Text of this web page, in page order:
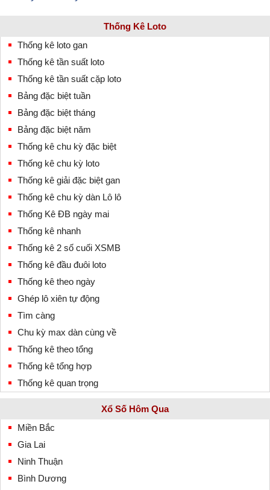
Thống Kê Loto
Thống kê loto gan
Thống kê tần suất loto
Thống kê tần suất cặp loto
Bảng đặc biệt tuần
Bảng đặc biệt tháng
Bảng đặc biệt năm
Thống kê chu kỳ đặc biệt
Thống kê chu kỳ loto
Thống kê giải đặc biệt gan
Thống kê chu kỳ dàn Lô lô
Thống Kê ĐB ngày mai
Thống kê nhanh
Thống kê 2 số cuối XSMB
Thống kê đầu đuôi loto
Thống kê theo ngày
Ghép lô xiên tự động
Tìm càng
Chu kỳ max dàn cùng về
Thống kê theo tổng
Thống kê tổng hợp
Thống kê quan trọng
Xổ Số Hôm Qua
Miền Bắc
Gia Lai
Ninh Thuận
Bình Dương